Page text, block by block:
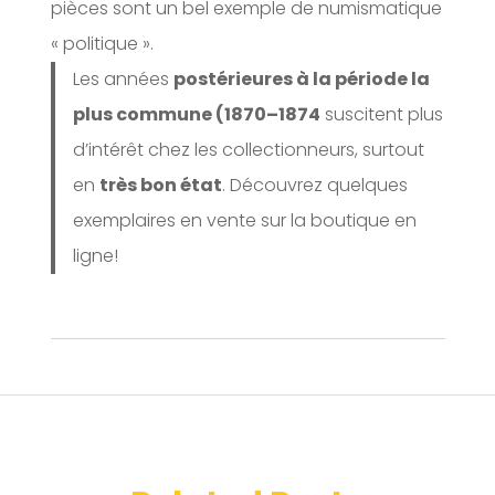
pièces sont un bel exemple de numismatique
« politique ».
Les années postérieures à la période la
plus commune (1870–1874 suscitent plus
d’intérêt chez les collectionneurs, surtout
en très bon état. Découvrez quelques
exemplaires en vente sur la boutique en
ligne!